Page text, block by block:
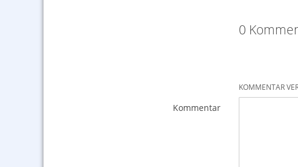
0
KOMMENTAR
Kommentar